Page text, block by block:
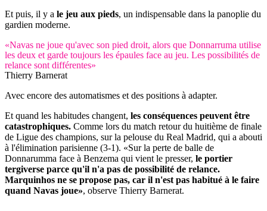
Et puis, il y a le jeu aux pieds, un indispensable dans la panoplie du
gardien moderne.
«Navas ne joue qu'avec son pied droit, alors que Donnarruma utilise
les deux et garde toujours les épaules face au jeu. Les possibilités de
relance sont différentes»
Thierry Barnerat
Avec encore des automatismes et des positions à adapter.
Et quand les habitudes changent, les conséquences peuvent être
catastrophiques. Comme lors du match retour du huitième de finale
de Ligue des champions, sur la pelouse du Real Madrid, qui a abouti
à l'élimination parisienne (3-1). «Sur la perte de balle de
Donnarumma face à Benzema qui vient le presser, le portier
tergiverse parce qu'il n'a pas de possibilité de relance.
Marquinhos ne se propose pas, car il n'est pas habitué à le faire
quand Navas joue», observe Thierry Barnerat.